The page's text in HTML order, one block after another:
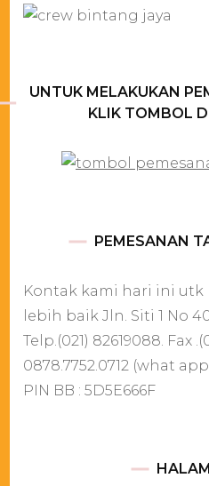
UNTUK MELAKUKAN
KLIK TOMBOL
PEMESANAN
Kontak kami hari ini utk
lebih baik Jln. Siti 1 No
Telp.(021) 82619088. Fax
0878.7752.0712 (what
PIN BB : 5D5E666F